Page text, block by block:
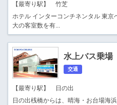
【最寄り駅】 竹芝
ホテル インターコンチネンタル 東
大の客室数を有...
水上バス乗場
交通
【最寄り駅】 日の出
日の出桟橋からは、晴海・お台場海